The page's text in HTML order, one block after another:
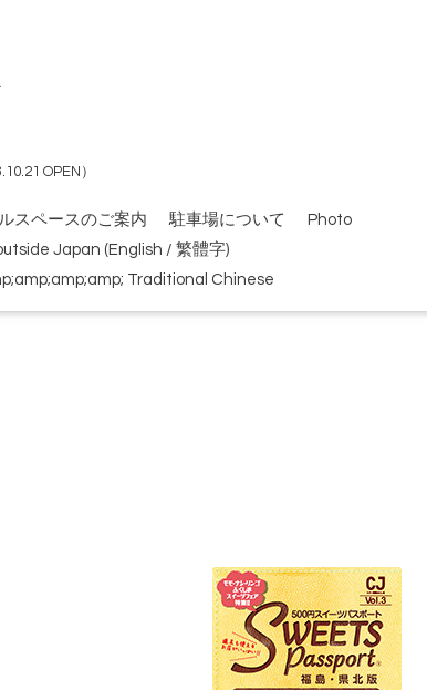
OPEN）
スペースのご案内 駐車場について
Photo
Japan (English / 繁體字)
Traditional Chinese